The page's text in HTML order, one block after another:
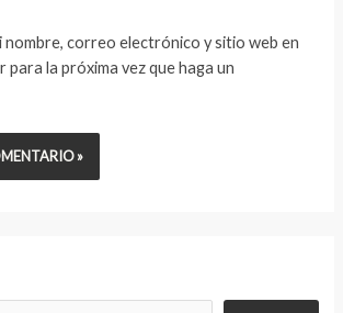
nombre, correo electrónico y sitio web en
para la próxima vez que haga un